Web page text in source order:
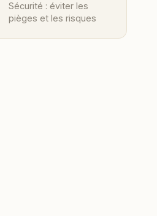
Sécurité : éviter les
pièges et les risques